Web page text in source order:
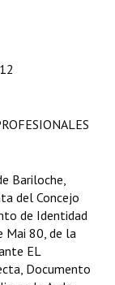
Bariloche,
del Concejo
de Identidad
Mai 80, de la
EL
Documento